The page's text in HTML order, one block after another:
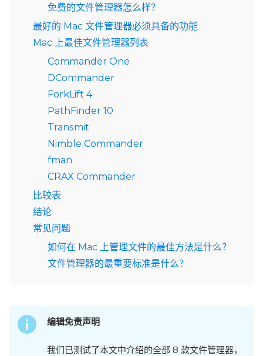
免费的文件管理器怎么样？
最好的 Mac 文件管理器必须具备的功能
Mac 上最佳文件管理器列表
Commander One
DCommander
ForkLift 4
PathFinder 10
Transmit
Nimble Commander
fman
CRAX Commander
比较表
结论
常见问题
如何在 Mac 上管理文件的最佳方法是什么？
文件管理器的最重要标准是什么？
编辑免责声明
我们已测试了本文中介绍的全部 8 款文件管理器，